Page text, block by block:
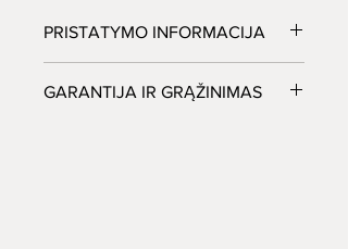
PRISTATYMO INFORMACIJA
Lietuvoje, išskyrus Neringos regioną.
GARANTIJA IR GRĄŽINIMAS